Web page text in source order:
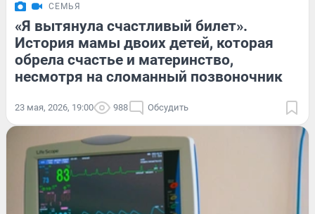
СЕМЬЯ
«Я вытянула счастливый билет».
История мамы двоих детей, которая
обрела счастье и материнство,
несмотря на сломанный позвоночник
23 мая, 2026, 19:00 988 Обсудить